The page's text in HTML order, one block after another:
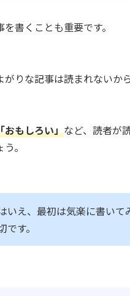
書くことも重要です。
りな記事は読まれないから
おもしろい」など、読者が
。
いえ、最初は気楽に書いて
です。